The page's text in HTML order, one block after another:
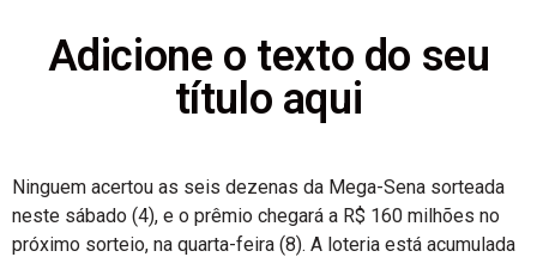
Adicione o texto do seu
título aqui
Ninguem acertou as seis dezenas da Mega-Sena sorteada
neste sábado (4), e o prêmio chegará a R$ 160 milhões no
próximo sorteio, na quarta-feira (8). A loteria está acumulada